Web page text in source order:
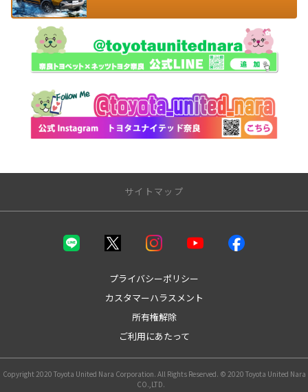
サイトマップ
トップページ
GRヤリス
MIRAI
プライバシーポリシー
カスタマーハラスメント
所有権解除
ご利用にあたって
Copyright 2020 Toyota United Nara Corporation. All Rights Reserved. © 2020 Toyota United Nara
CO.,LTD.